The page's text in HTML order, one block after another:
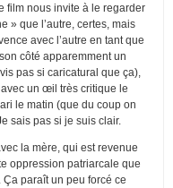
film nous invite à le regarder
» que l’autre, certes, mais
avec l’autre en tant que
côté apparemment un
pas si caricatural que ça),
un œil très critique le
le matin (que du coup on
sais pas si je suis clair.
la mère, qui est revenue
oppression patriarcale que
paraît un peu forcé ce